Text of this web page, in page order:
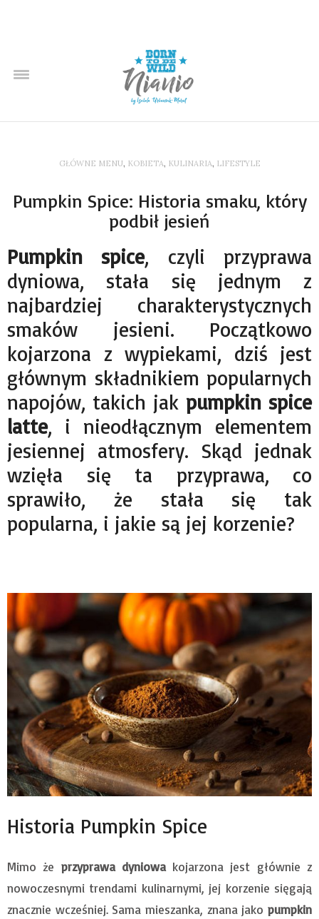
GŁÓWNE MENU, KOBIETA, KULINARIA, LIFESTYLE
Pumpkin Spice: Historia smaku, który
podbił jesień
Pumpkin spice, czyli przyprawa
dyniowa, stała się jednym z
najbardziej charakterystycznych
smaków jesieni. Początkowo
kojarzona z wypiekami, dziś jest
głównym składnikiem popularnych
napojów, takich jak pumpkin spice
latte, i nieodłącznym elementem
jesiennej atmosfery. Skąd jednak
wzięła się ta przyprawa, co
sprawiło, że stała się tak
popularna, i jakie są jej korzenie?
Historia Pumpkin Spice
Mimo że przyprawa dyniowakojarzona jest głównie z
nowoczesnymi trendami kulinarnymi, jej korzenie sięgają
znacznie wcześniej. Sama mieszanka, znana jako pumpkin